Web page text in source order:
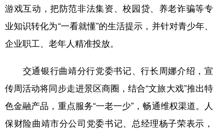
游戏互动，把防范非法集资、校园贷、养老诈骗等专
业知识转化为“一看就懂”的生活提示，并针对青少年、
企业职工、老年人精准投放。
交通银行曲靖分行党委书记、行长周娜介绍，宣
传周活动将同步走进景区商圈，结合“文旅大戏”推出特
色金融产品，重点服务“一老一少”，畅通维权渠道。人
保财险曲靖市分公司党委书记、总经理杨子荣表示，